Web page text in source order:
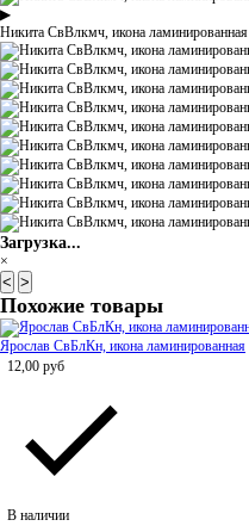
▶
Никита СвВлкмч, икона ламинированная
Загрузка...
×
< >
Похожие товары
Ярослав СвБлКн, икона ламинированная
12,00 руб
В наличии